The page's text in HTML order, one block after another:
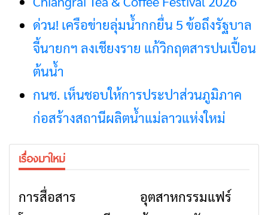
ด่วน! เครือข่ายลุ่มน้ำกกยื่น 5 ข้อถึงรัฐบาล
จี้นายกฯ ลงเชียงราย แก้วิกฤตสารปนเปื้อน
ต้นน้ำ
กนช. เห็นชอบให้การประปาส่วนภูมิภาค
ก่อสร้างสถานีผลิตน้ำแม่ลาวแห่งใหม่
เรื่องมาใหม่
การสื่อสาร
ข่าวเชียงราย
อุตสาหกรรมแฟร์